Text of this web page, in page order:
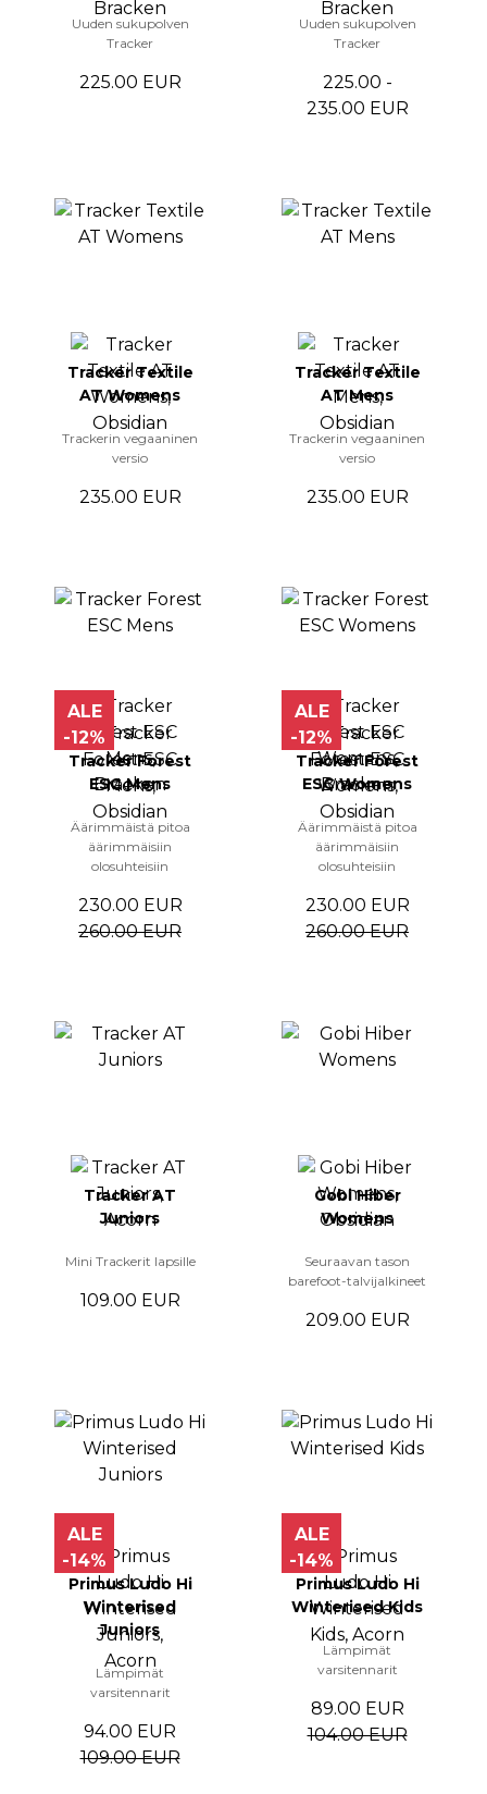
Uuden sukupolven
Tracker
225.00 EUR
Uuden sukupolven
Tracker
225.00 -
235.00 EUR
Tracker Textile
AT Womens
Trackerin vegaaninen
versio
235.00 EUR
Tracker Textile
AT Mens
Trackerin vegaaninen
versio
235.00 EUR
ALE
-12%
Tracker Forest
ESC Mens
Äärimmäistä pitoa
äärimmäisiin
olosuhteisiin
230.00 EUR
260.00 EUR
ALE
-12%
Tracker Forest
ESC Womens
Äärimmäistä pitoa
äärimmäisiin
olosuhteisiin
230.00 EUR
260.00 EUR
Tracker AT
Juniors
Mini Trackerit lapsille
109.00 EUR
Gobi Hiber
Womens
Seuraavan tason
barefoot-talvijalkineet
209.00 EUR
ALE
-14%
Primus Ludo Hi
Winterised
Juniors
Lämpimät
varsitennarit
94.00 EUR
109.00 EUR
ALE
-14%
Primus Ludo Hi
Winterised Kids
Lämpimät
varsitennarit
89.00 EUR
104.00 EUR